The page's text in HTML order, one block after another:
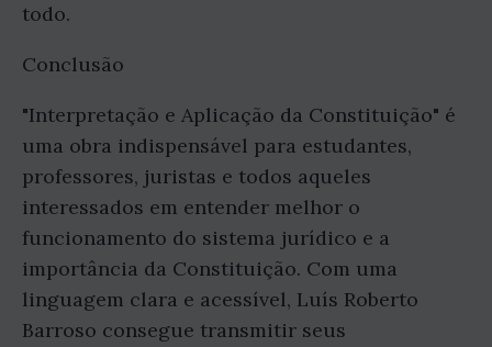
todo.
Conclusão
"Interpretação e Aplicação da Constituição" é
uma obra indispensável para estudantes,
professores, juristas e todos aqueles
interessados em entender melhor o
funcionamento do sistema jurídico e a
importância da Constituição. Com uma
linguagem clara e acessível, Luís Roberto
Barroso consegue transmitir seus